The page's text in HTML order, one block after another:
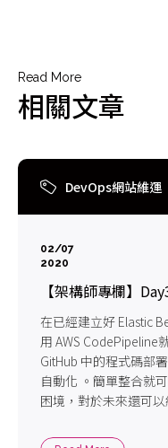
Read More
相關文章
DevOps網站維運
02/07
2020
【架構師專欄】
在已經建立好 Elastic
用 AWS CodePipeline
GitHub 中的程式碼部
自動化 。簡單整合就
困境，對於未來還可以